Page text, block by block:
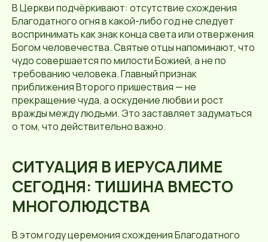
В Церкви подчёркивают: отсутствие схождения
Благодатного огня в какой-либо год не следует
воспринимать как знак конца света или отвержения
Богом человечества. Святые отцы напоминают, что
чудо совершается по милости Божией, а не по
требованию человека. Главный признак
приближения Второго пришествия — не
прекращение чуда, а оскудение любви и рост
вражды между людьми. Это заставляет задуматься
о том, что действительно важно.
СИТУАЦИЯ В ИЕРУСАЛИМЕ
СЕГОДНЯ: ТИШИНА ВМЕСТО
МНОГОЛЮДСТВА
В этом году церемония схождения Благодатного